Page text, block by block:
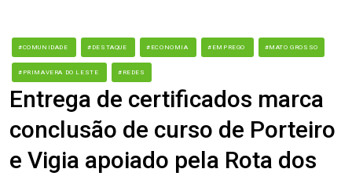
#COMUNIDADE #DESTAQUE #ECONOMIA #EMPREGO #MATO GROSSO
#PRIMAVERA DO LESTE #REDES
Entrega de certificados marca
conclusão de curso de Porteiro
e Vigia apoiado pela Rota dos